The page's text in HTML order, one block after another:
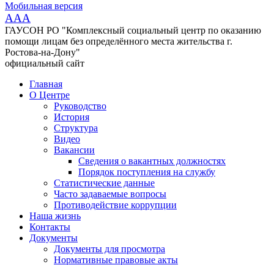
Мобильная версия
AAA
ГАУСОН РО "Комплексный социальный центр по оказанию
помощи лицам без определённого места жительства г.
Ростова-на-Дону"
официальный сайт
Главная
О Центре
Руководство
История
Структура
Видео
Вакансии
Сведения о вакантных должностях
Порядок поступления на службу
Статистические данные
Часто задаваемые вопросы
Противодействие коррупции
Наша жизнь
Контакты
Документы
Документы для просмотра
Нормативные правовые акты